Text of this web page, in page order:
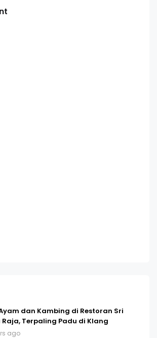
dan Kambing di Restoran Sri
Raja, Terpaling Padu di Klang
ago